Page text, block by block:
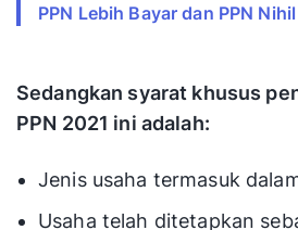
PPN Lebih Bayar dan PPN Nihil
Sedangkan syarat khusus
PPN 2021 ini adalah:
Jenis usaha termasuk
Usaha telah ditetapkan